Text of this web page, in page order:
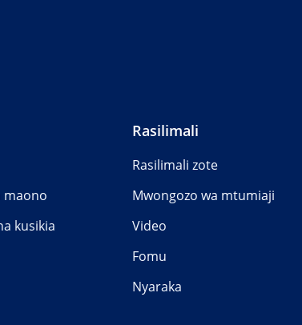
maono
kusikia
Rasilimali
Rasilimali zote
Mwongozo wa mtumiaji
Video
Fomu
Nyaraka